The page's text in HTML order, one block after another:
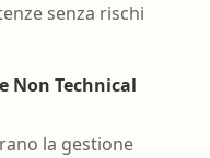
senza rischi
Non Technical
la gestione